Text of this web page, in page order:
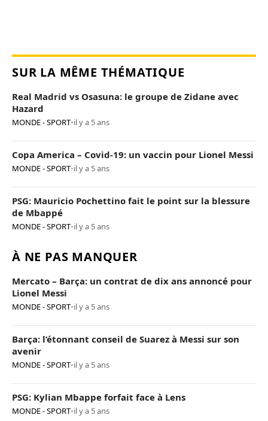
SUR LA MÊME THÉMATIQUE
Real Madrid vs Osasuna: le groupe de Zidane avec
Hazard
MONDE - SPORT•il y a 5 ans
Copa America – Covid-19: un vaccin pour Lionel Messi
MONDE - SPORT•il y a 5 ans
PSG: Mauricio Pochettino fait le point sur la blessure
de Mbappé
MONDE - SPORT•il y a 5 ans
À NE PAS MANQUER
Mercato – Barça: un contrat de dix ans annoncé pour
Lionel Messi
MONDE - SPORT•il y a 5 ans
Barça: l’étonnant conseil de Suarez à Messi sur son
avenir
MONDE - SPORT•il y a 5 ans
PSG: Kylian Mbappe forfait face à Lens
MONDE - SPORT•il y a 5 ans